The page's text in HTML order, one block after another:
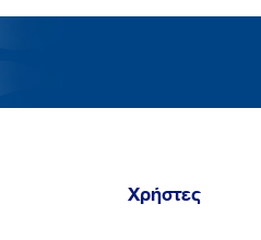
Χρήστες